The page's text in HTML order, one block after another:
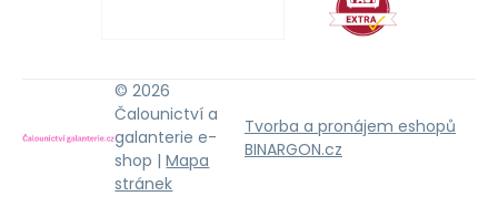
© 2026
Čalounictví a
galanterie e-
shop |Mapa
stránek
Tvorba a pronájem eshopů
BINARGON.cz